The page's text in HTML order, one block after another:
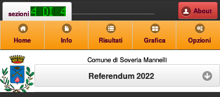
sezioni About
Home Info Risultati Grafica Opzioni
Comune di Soveria Mannelli
Referendum 2022